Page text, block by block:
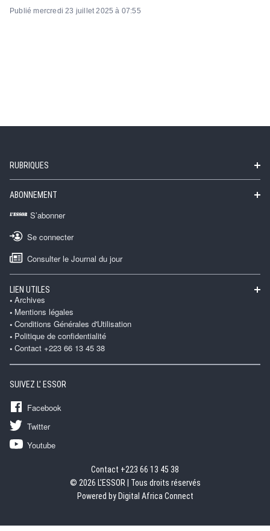
Publié mercredi 23 juillet 2025 à 07:55
RUBRIQUES
ABONNEMENT
S’abonner
Se connecter
Consulter le Journal du jour
LIEN UTILES
Archives
Mentions légales
Conditions Générales d'Utilisation
Politique de confidentialité
Contact +223 66 13 45 38
SUIVEZ L' ESSOR
Facebook
Twitter
Youtube
Contact +223 66 13 45 38
© 2026 L'ESSOR | Tous droits réservés
Powered by Digital Africa Connect